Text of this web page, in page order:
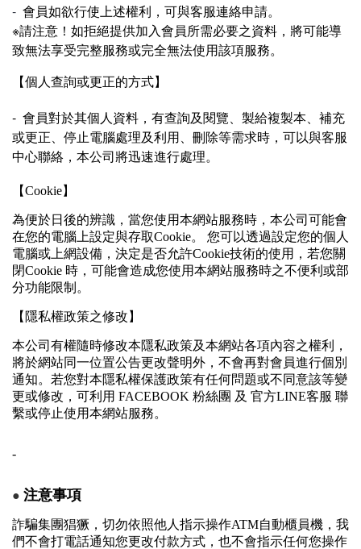
- 會員如欲行使上述權利，可與客服連絡申請。
※請注意！如拒絕提供加入會員所需必要之資料，將可能導
致無法享受完整服務或完全無法使用該項服務。
【個人查詢或更正的方式】
- 會員對於其個人資料，有查詢及閱覽、製給複製本、補充
或更正、停止電腦處理及利用、刪除等需求時，可以與客服
中心聯絡，本公司將迅速進行處理。
【Cookie】
為便於日後的辨識，當您使用本網站服務時，本公司可能會
在您的電腦上設定與存取Cookie。 您可以透過設定您的個人
電腦或上網設備，決定是否允許Cookie技術的使用，若您關
閉Cookie 時，可能會造成您使用本網站服務時之不便利或部
分功能限制。
【隱私權政策之修改】
本公司有權隨時修改本隱私政策及本網站各項內容之權利，
將於網站同一位置公告更改聲明外，不會再對會員進行個別
通知。若您對本隱私權保護政策有任何問題或不同意該等變
更或修改，可利用 FACEBOOK 粉絲團 及 官方LINE客服 聯
繫或停止使用本網站服務。
-
● 注意事項
詐騙集團猖獗，切勿依照他人指示操作ATM自動櫃員機， 我
們不會打電話通知您更改付款方式，也不會指示任何您操作